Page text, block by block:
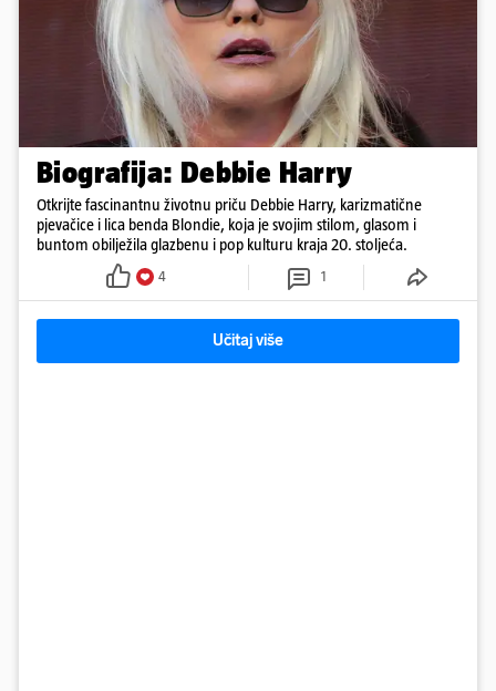
Biografija: Debbie Harry
Otkrijte fascinantnu životnu priču Debbie Harry, karizmatične
pjevačice i lica benda Blondie, koja je svojim stilom, glasom i
buntom obilježila glazbenu i pop kulturu kraja 20. stoljeća.
4 1
Učitaj više